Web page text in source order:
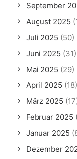
September
August 2025
Juli 2025 (50)
Juni 2025 (31)
Mai 2025 (29)
April 2025 (18)
März 2025 (17)
Februar 2025
Januar 2025
Dezember